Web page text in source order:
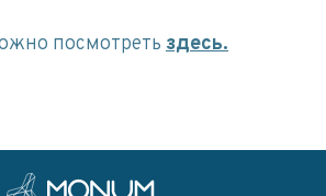
посмотреть здесь.